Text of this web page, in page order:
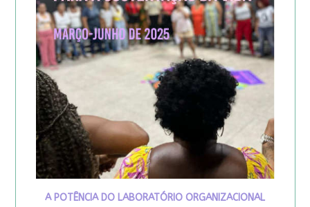
A POTÊNCIA DO LABORATÓRIO ORGANIZACIONAL